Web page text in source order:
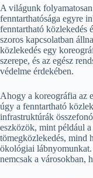
A világunk
fenntarthatósága egyre
fenntartható közlekedés
szoros kapcsolatban
közlekedés egy
szerepe, és az egész
védelme érdekében.
Ahogy a koreográfia az
úgy a fenntartható
infrastruktúrák
eszközök, mint például
tömegközlekedés, mind
ökológiai
nemcsak a városokban,